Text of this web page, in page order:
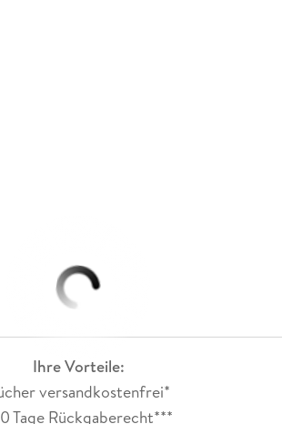
Ihre Vorteile:
versandkostenfrei*
Tage Rückgaberecht***